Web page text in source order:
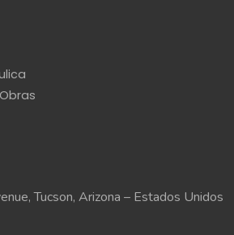
Tucson, Arizona – Estados Unidos